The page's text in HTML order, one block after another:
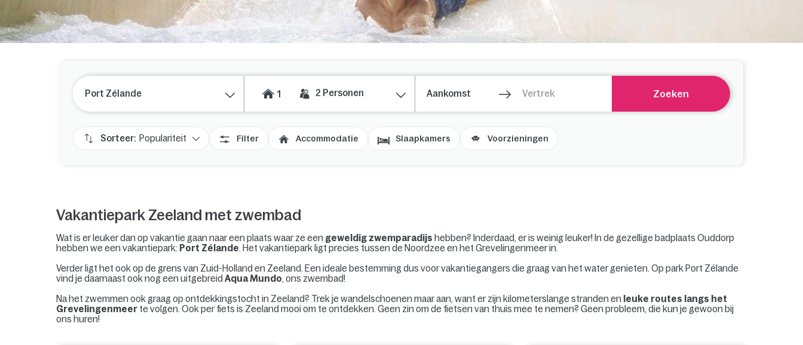
Port Zélande 1 2 Personen Zoeken
Sorteer: Populariteit Filter Accommodatie Slaapkamers Voorzieningen
Vakantiepark Zeeland met zwembad
Wat is er leuker dan op vakantie gaan naar een plaats waar ze een geweldig zwemparadijs hebben? Inderdaad, er is weinig leuker! In de gezellige badplaats Ouddorp
hebben we een vakantiepark: Port Zélande. Het vakantiepark ligt precies tussen de Noordzee en het Grevelingenmeer in.
Verder ligt het ook op de grens van Zuid-Holland en Zeeland. Een ideale bestemming dus voor vakantiegangers die graag van het water genieten. Op park Port Zélande
vind je daarnaast ook nog een uitgebreidAqua Mundo, ons zwembad!
Na het zwemmen ook graag op ontdekkingstocht in Zeeland? Trek je wandelschoenen maar aan, want er zijn kilometerslange stranden en leuke routes langs het
Grevelingenmeer te volgen. Ook per fiets is Zeeland mooi om te ontdekken. Geen zin om de fietsen van thuis mee te nemen? Geen probleem, die kun je gewoon bij
ons huren!